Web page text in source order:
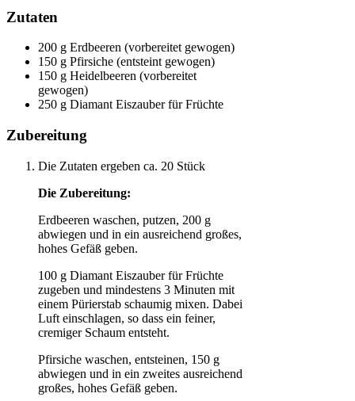
Zutaten
200 g Erdbeeren (vorbereitet gewogen)
150 g Pfirsiche (entsteint gewogen)
150 g Heidelbeeren (vorbereitet
gewogen)
250 g Diamant Eiszauber für Früchte
Zubereitung
Die Zutaten ergeben ca. 20 Stück
Die Zubereitung:
Erdbeeren waschen, putzen, 200 g
abwiegen und in ein ausreichend großes,
hohes Gefäß geben.
100 g Diamant Eiszauber für Früchte
zugeben und mindestens 3 Minuten mit
einem Pürierstab schaumig mixen. Dabei
Luft einschlagen, so dass ein feiner,
cremiger Schaum entsteht.
Pfirsiche waschen, entsteinen, 150 g
abwiegen und in ein zweites ausreichend
großes, hohes Gefäß geben.